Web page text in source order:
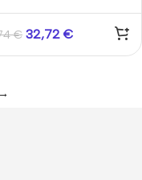
ABS Montaje
Apertura 12mm.
3 cable 2m Aritech
€ 32,72 €
→